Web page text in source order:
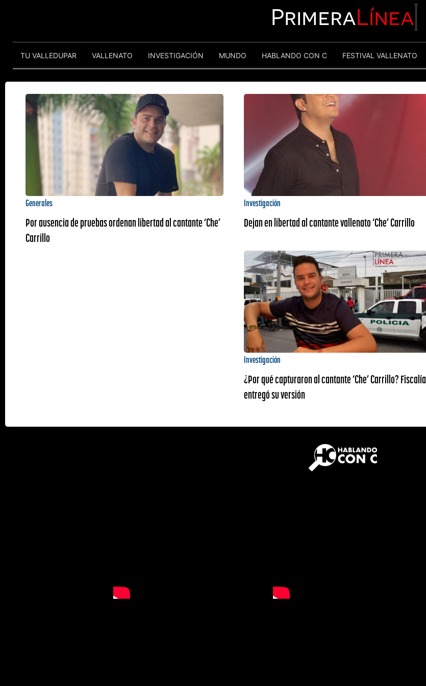
PrimeraLínea
TU VALLEDUPAR VALLENATO INVESTIGACIÓN MUNDO HABLANDO CON C FESTIVAL VALLENATO
Generales
Por ausencia de pruebas ordenan libertad al cantante ‘Che’
Carrillo
Investigación
Dejan en libertad al cantante vallenato ‘Che’ Carrillo
Investigación
¿Por qué capturaron al cantante ‘Che’ Carrillo? Fiscalía
entregó su versión